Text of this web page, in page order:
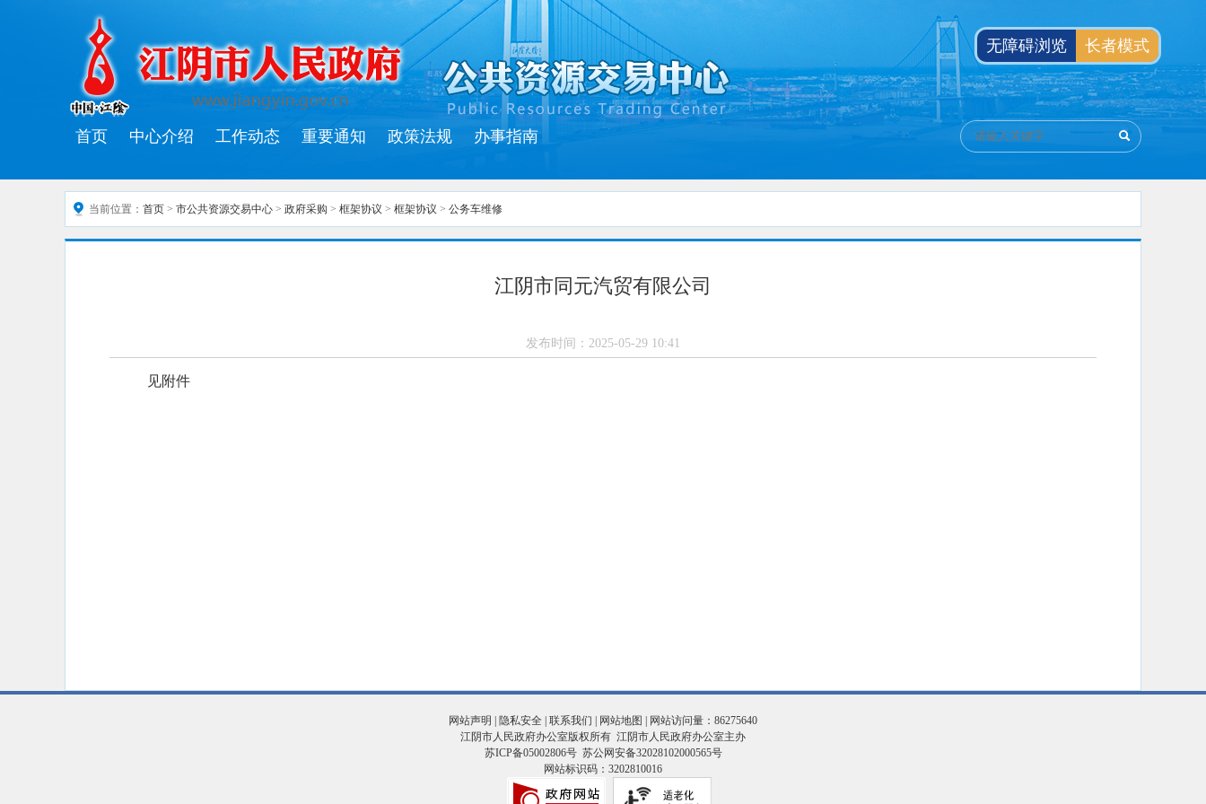
首页 中心介绍 工作动态 重要通知 政策法规 办事指南
当前位置： 首页 > 市公共资源交易中心 > 政府采购 > 框架协议 > 框架协议 > 公务车维修
江阴市同元汽贸有限公司
发布时间： 2025-05-29 10:41
见附件
网站声明 隐私安全 联系我们 网站地图
| 网站访问量：86275640
江阴市人民政府办公室版权所有 江阴市人民政府办公室主办
苏ICP备05002806号 苏公网安备32028102000565号
网站标识码：3202810016
无障碍浏览 长者模式